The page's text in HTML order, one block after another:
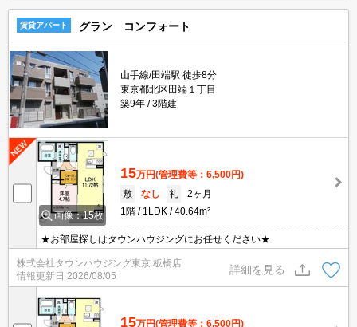
賃貸アパート グラン コンフォート
山手線/田端駅 徒歩8分
東京都北区田端１丁目
築9年
3階建
画像：15枚
15万円(管理費等：6,500円)
敷
なし 礼
2ヶ月
1階
1LDK 40.64m²
★お部屋探しはタウンハウジングにお任せください★
株式会社タウンハウジング東京 板橋店
情報更新日 2026/08/05
詳細を見る
15万円(管理費等：6,500円)